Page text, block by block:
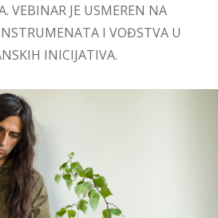
VEBINAR JE USMEREN NA
I VOĐSTVA U
INICIJATIVA.